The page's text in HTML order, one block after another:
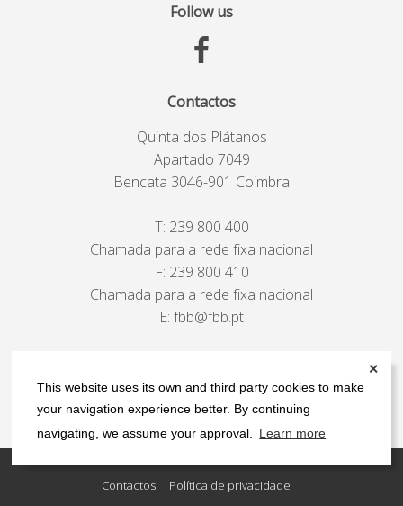
This website uses its own and third party cookies to make
your navigation experience better. By continuing
navigating, we assume your approval.
Learn more
✕
Follow us
Contactos
Quinta dos Plátanos
Apartado 7049
Bencata 3046-901 Coimbra
T: 239 800 400
Chamada para a rede fixa nacional
F: 239 800 410
Chamada para a rede fixa nacional
E: fbb@fbb.pt
Contactos
Política de privacidade